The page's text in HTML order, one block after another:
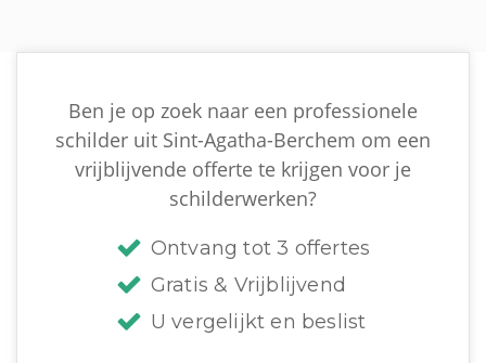
Ben je op zoek naar een professionele
schilder uit Sint-Agatha-Berchem om een
vrijblijvende offerte te krijgen voor je
schilderwerken?
Ontvang tot 3 offertes
Gratis & Vrijblijvend
U vergelijkt en beslist